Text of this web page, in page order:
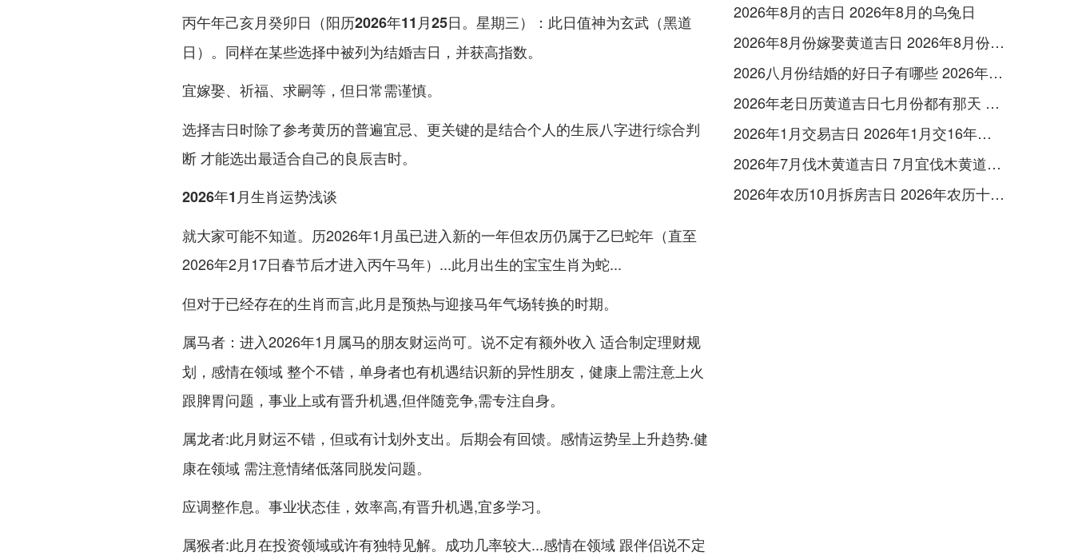
丙午年己亥月癸卯日（阳历2026年11月25日。星期三）
：此日值神为玄武（黑道
日）。同样在某些选择中被列为结婚吉日，并获高指数。
宜嫁娶、祈福、求嗣等，但日常需谨慎。
选择吉日时除了参考黄历的普遍宜忌、更关键的是结合个人的生辰八字进行综合判
断 才能选出最适合自己的良辰吉时。
2026年1月生肖运势浅谈
就大家可能不知道。历2026年1月虽已进入新的一年但农历仍属于乙巳蛇年（直至
2026年2月17日春节后才进入丙午马年）...此月出生的宝宝生肖为蛇...
但对于已经存在的生肖而言,此月是预热与迎接马年气场转换的时期。
属马者 ：进入2026年1月属马的朋友财运尚可。说不定有额外收入 适合制定理财规
划，感情在领域 整个不错，单身者也有机遇结识新的异性朋友，健康上需注意上火
跟脾胃问题，事业上或有晋升机遇,但伴随竞争,需专注自身。
属龙者:此月财运不错，但或有计划外支出。后期会有回馈。感情运势呈上升趋势.健
康在领域 需注意情绪低落同脱发问题。
应调整作息。事业状态佳，效率高,有晋升机遇,宜多学习。
属猴者:此月在投资领域或许有独特见解。成功几率较大...感情在领域 跟伴侣说不定
2026年8月的吉日 2026年8月的乌兔日
2026年8月份嫁娶黄道吉日 2026年8月份适合结婚的黄道吉日有哪些
2026八月份结婚的好日子有哪些 2026年八月六号结婚
2026年老日历黄道吉日七月份都有那天 2026年年历
2026年1月交易吉日 2026年1月交16年大城金拿多退休金
2026年7月伐木黄道吉日 7月宜伐木黄道吉日查询
2026年农历10月拆房吉日 2026年农历十月哪天拆房好